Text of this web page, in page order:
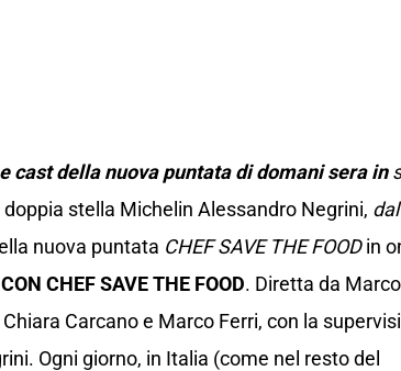
cast della nuova puntata di domani sera in
stella Michelin Alessandro Negrini,
nuova puntata CHEF SAVE THE FOODin
CON CHEF SAVE THE FOOD. Diretta da Marco
Carcano e Marco Ferri, con la
Ogni giorno, in Italia (come nel resto del